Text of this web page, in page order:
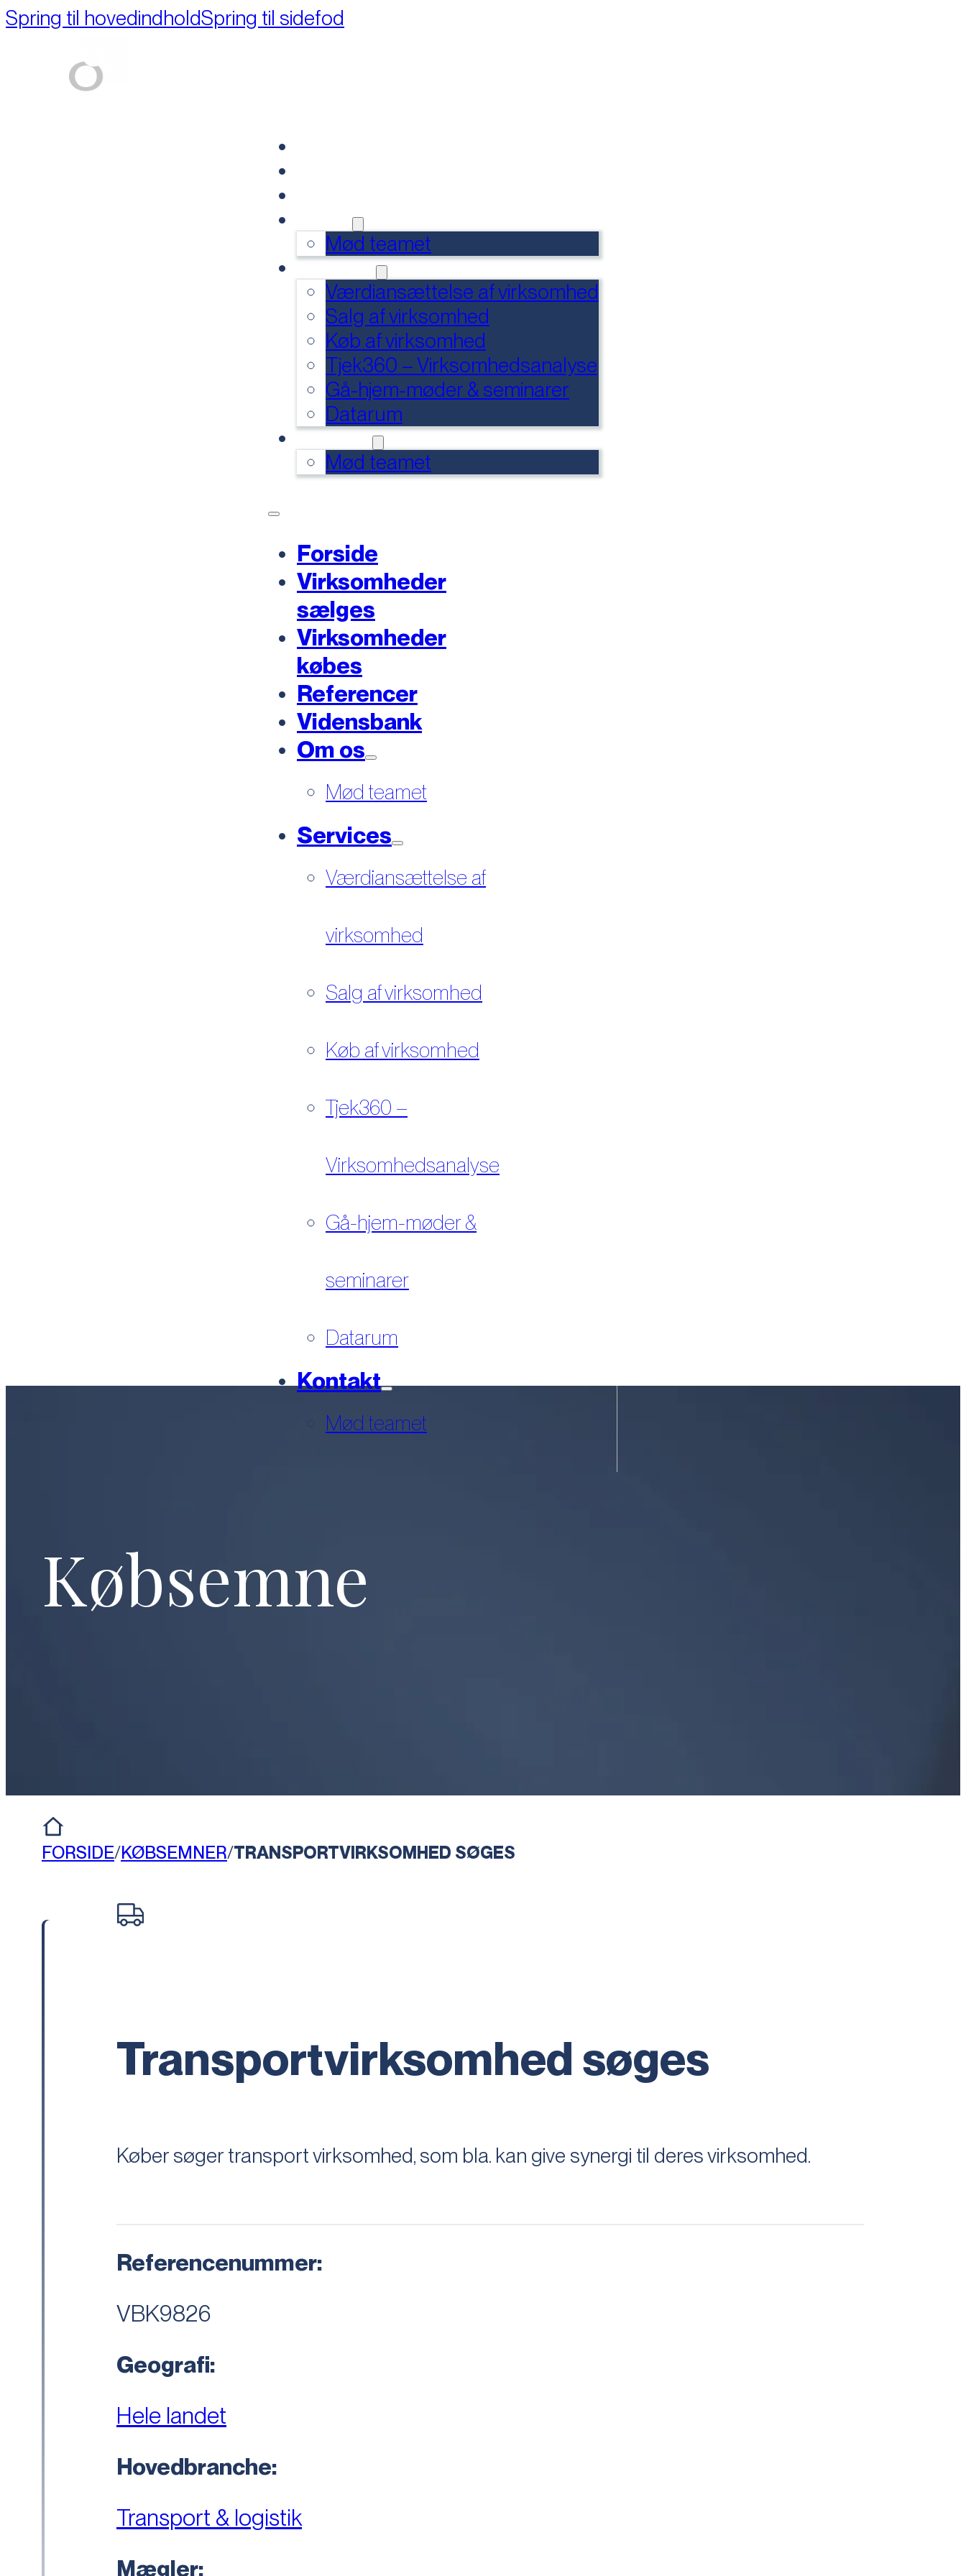
Spring til hovedindholdSpring til sidefod
Mød teamet
Værdiansættelse af virksomhed
Salg af virksomhed
Køb af virksomhed
Tjek360 – Virksomhedsanalyse
Gå-hjem-møder & seminarer
Datarum
Mød teamet
Forside
Virksomheder
sælges
Virksomheder
købes
Referencer
Vidensbank
Om os
Mød teamet
Services
Værdiansættelse af
virksomhed
Salg af virksomhed
Køb af virksomhed
Tjek360 –
Virksomhedsanalyse
Gå-hjem-møder &
seminarer
Datarum
Kontakt
Mød teamet
Købsemne
FORSIDE/KØBSEMNER/TRANSPORTVIRKSOMHED SØGES
Transportvirksomhed søges
Køber søger transport virksomhed, som bla. kan give synergi til deres virksomhed.
Referencenummer:
VBK9826
Geografi:
Hele landet
Hovedbranche:
Transport & logistik
Mægler: